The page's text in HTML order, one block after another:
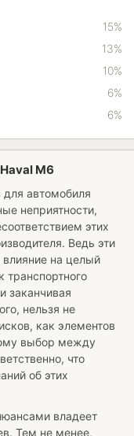
15%
13%
10%
6%
6%
M6
автомобиля
неприятности,
этих
Ведь эти
на целый
транспортного
заканчивая
нельзя не
как элементов
выбор между
что
об этих
владеет
Тем не менее,